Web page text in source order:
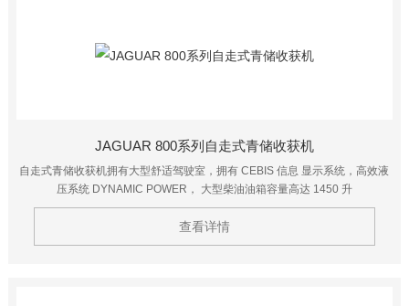
JAGUAR 800系列自走式青储收获机
自走式青储收获机拥有大型舒适驾驶室，拥有 CEBIS 信息 显示系统，高效液
压系统 DYNAMIC POWER， 大型柴油油箱容量高达 1450 升
查看详情